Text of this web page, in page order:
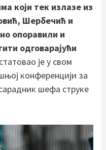
који тек излазе из
Шербечић и
опоравили и
одговарајући
је у свом
конференцији за
шефа струке